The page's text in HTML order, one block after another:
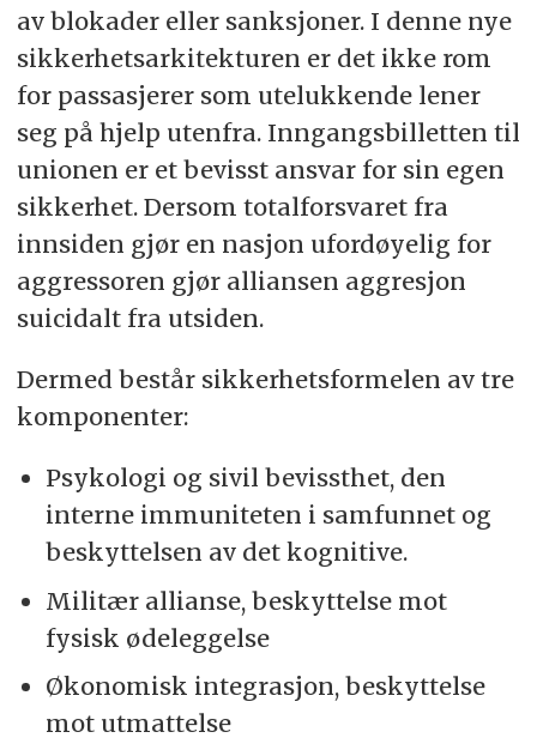
av blokader eller sanksjoner. I denne nye
sikkerhetsarkitekturen er det ikke rom
for passasjerer som utelukkende lener
seg på hjelp utenfra. Inngangsbilletten til
unionen er et bevisst ansvar for sin egen
sikkerhet. Dersom totalforsvaret fra
innsiden gjør en nasjon ufordøyelig for
aggressoren gjør alliansen aggresjon
suicidalt fra utsiden.
Dermed består sikkerhetsformelen av tre
komponenter:
Psykologi og sivil bevissthet, den
interne immuniteten i samfunnet og
beskyttelsen av det kognitive.
Militær allianse, beskyttelse mot
fysisk ødeleggelse
Økonomisk integrasjon, beskyttelse
mot utmattelse